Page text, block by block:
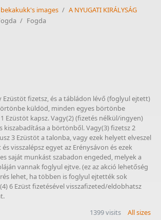
bekakukk's images / A NYUGATI KIRÁLYSÁG
/ Fogda
Ezüstöt fizetsz, és a tábládon lévő (foglyul ejtett)
küldöd, minden egyes börtönbe
Ezüstöt kapsz. Vagy(2) (fizetés nélkül/ingyen)
kiszabadítása a börtönből. Vagy(3) fizetsz 2
3 Ezüstöt a talonba, vagy ezek helyett elveszel
visszalépsz egyet az Erénysávon és ezek
saját munkást szabadon engeded, melyek a
vannak foglyul ejtve. (ez az akció lehetőség
lehet, ha többen is foglyul ejtették sok
6 Ezüst fizetésével visszafizeted/eldobhatsz
1399 visits
All sizes